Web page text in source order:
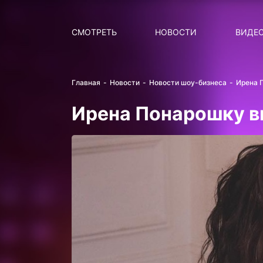
СМОТРЕТЬ НОВОСТИ
Главная Новости Новости шоу-бизнеса Ирена
Ирена Понарошку